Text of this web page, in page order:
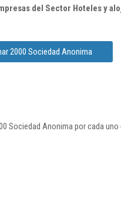
del Sector Hoteles y
2000 Sociedad Anonima
Sociedad Anonima por cada